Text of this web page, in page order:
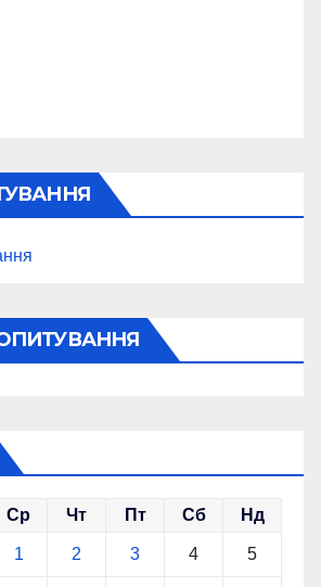
Ср Чт Пт Сб Нд
1 2 3 4 5